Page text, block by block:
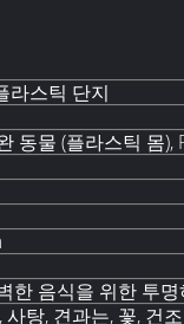
라스틱 단지
동물 (플라스틱 몸),
한 음식을 위한 투
사탕, 견과는, 꽃, 건